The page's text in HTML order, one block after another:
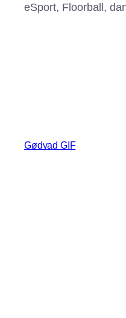
eSport, Floorball,
Gødvad GIF